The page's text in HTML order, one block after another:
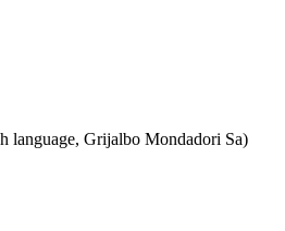
language, Grijalbo Mondadori Sa)